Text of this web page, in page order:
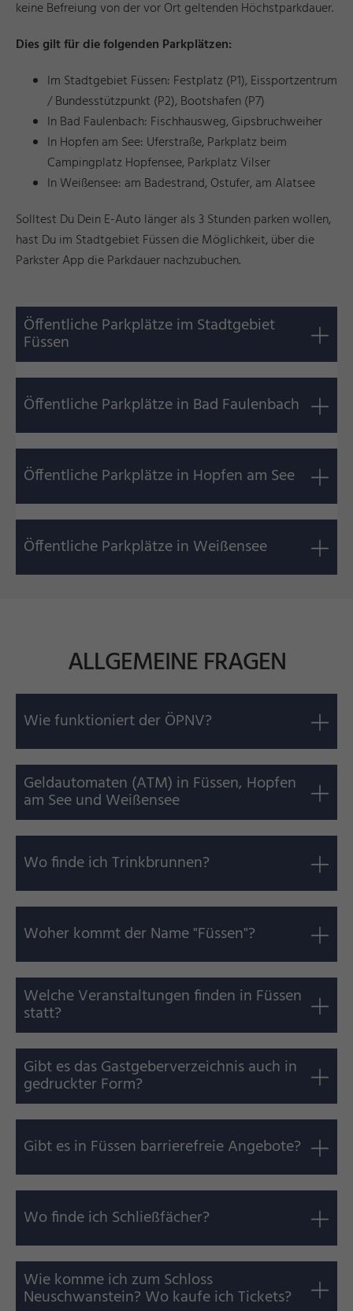
keine Befreiung von der vor Ort geltenden Höchstparkdauer.
Dies gilt für die folgenden Parkplätzen:
Im Stadtgebiet Füssen: Festplatz (P1), Eissportzentrum
/ Bundesstützpunkt (P2), Bootshafen (P7)
In Bad Faulenbach: Fischhausweg, Gipsbruchweiher
In Hopfen am See: Uferstraße, Parkplatz beim
Campingplatz Hopfensee, Parkplatz Vilser
In Weißensee: am Badestrand, Ostufer, am Alatsee
Solltest Du Dein E-Auto länger als 3 Stunden parken wollen,
hast Du im Stadtgebiet Füssen die Möglichkeit, über die
Parkster App die Parkdauer nachzubuchen.
Öffentliche Parkplätze im Stadtgebiet
Füssen
Öffentliche Parkplätze in Bad Faulenbach
Öffentliche Parkplätze in Hopfen am See
Öffentliche Parkplätze in Weißensee
ALLGEMEINE FRAGEN
Wie funktioniert der ÖPNV?
Geldautomaten (ATM) in Füssen, Hopfen
am See und Weißensee
Wo finde ich Trinkbrunnen?
Woher kommt der Name "Füssen"?
Welche Veranstaltungen finden in Füssen
statt?
Gibt es das Gastgeberverzeichnis auch in
gedruckter Form?
Gibt es in Füssen barrierefreie Angebote?
Wo finde ich Schließfächer?
Wie komme ich zum Schloss
Neuschwanstein? Wo kaufe ich Tickets?